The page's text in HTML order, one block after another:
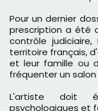
Pour un dernier
prescription a été
contrôle
territoire français,
et leur famille ou
fréquenter un
L'artiste doit
psychologiques et